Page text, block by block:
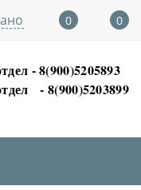
0 0
- 8(900)5205893
- 8(900)5203899